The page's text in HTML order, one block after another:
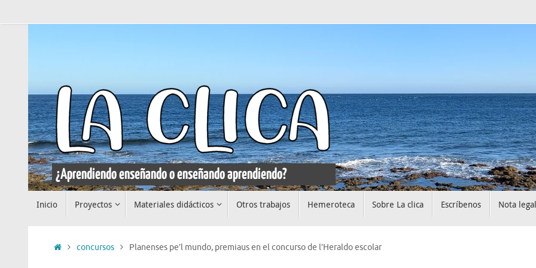
al
Inicio Proyectos Materiales didácticos Otros trabajos Hemeroteca Sobre La clica Escríbenos Nota legal
Inicioconcursos Planenses pe’l mundo, premiaus en el concurso de l’Heraldo escolar